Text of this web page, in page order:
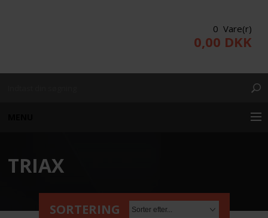
0 Vare(r)
0,00 DKK
KUNDE LOGIN
PRODUKTER/WEBSHOP
TRIAX
SORTERING